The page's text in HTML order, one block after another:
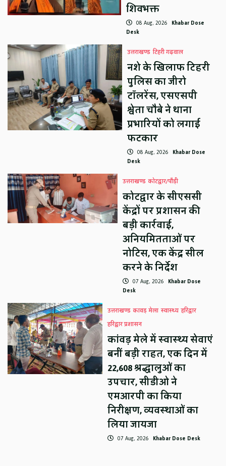
शिवभक्त
08 Aug, 2026 Khabar Dose
Desk
उत्तराखण्ड टिहरी गढ़वाल
नशे के खिलाफ टिहरी
पुलिस का जीरो
टॉलरेंस, एसएसपी
श्वेता चौबे ने थाना
प्रभारियों को लगाई
फटकार
08 Aug, 2026 Khabar Dose
Desk
उत्तराखण्ड कोटद्वार/पौड़ी
कोटद्वार के सीएससी
केंद्रों पर प्रशासन की
बड़ी कार्रवाई,
अनियमितताओं पर
नोटिस, एक केंद्र सील
करने के निर्देश
07 Aug, 2026 Khabar Dose
Desk
उत्तराखण्ड कावड़ मेला स्वास्थ्य हरिद्वार
हरिद्वार प्रशासन
कांवड़ मेले में स्वास्थ्य सेवाएं
बनीं बड़ी राहत, एक दिन में
22,608 श्रद्धालुओं का
उपचार, सीडीओ ने
एमआरपी का किया
निरीक्षण, व्यवस्थाओं का
लिया जायजा
07 Aug, 2026 Khabar Dose Desk